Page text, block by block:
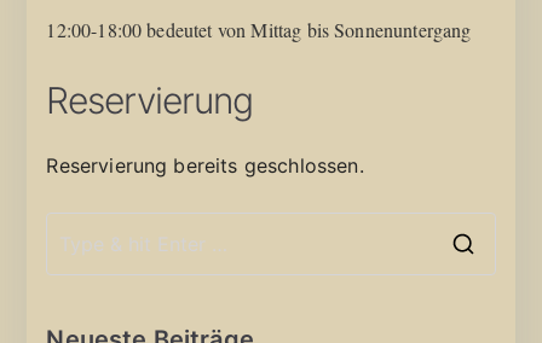
12:00-18:00 bedeutet von Mittag bis Sonnenuntergang
Reservierung
Reservierung bereits geschlossen.